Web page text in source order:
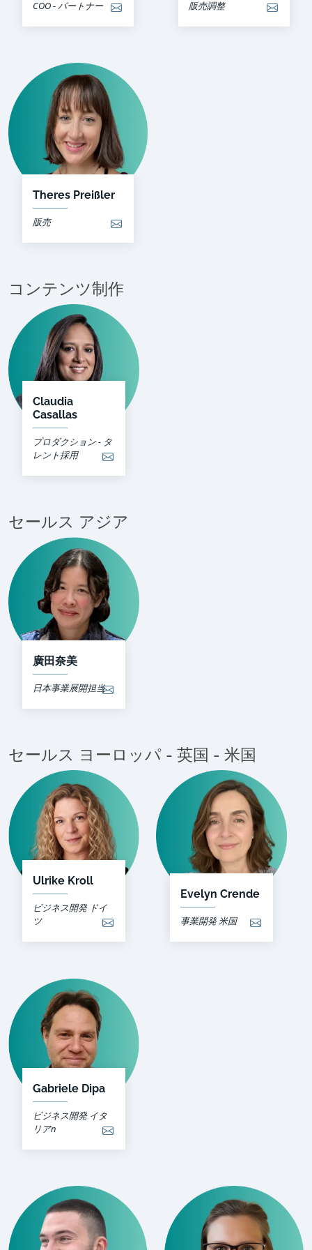
COO - パートナー 販売調整
Theres Preißler
販売
コンテンツ制作
Claudia
Casallas
プロダクション - タ
レント採用
セールス アジア
廣田奈美
日本事業展開担当
セールス ヨーロッパ - 英国 - 米国
Ulrike Kroll
ビジネス開発 ドイ
ツ
Evelyn Crende
事業開発 米国
Gabriele Dipa
ビジネス開発 イタ
リアn